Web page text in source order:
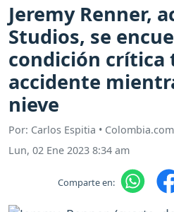
Jeremy Renner,
Studios, se
condición crítica
accidente
nieve
Por: Carlos Espitia • Colombia.com
Lun, 02 Ene 2023 8:34 am
Comparte en: